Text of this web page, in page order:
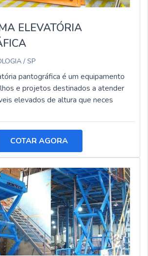
ELEVATÓRIA
/ SP
pantográfica é um equipamento
e projetos destinados a atender
elevados de altura que neces
COTAR AGORA